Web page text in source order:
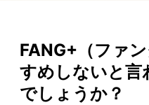
FANG+（ファ
すめしないと言
でしょうか？